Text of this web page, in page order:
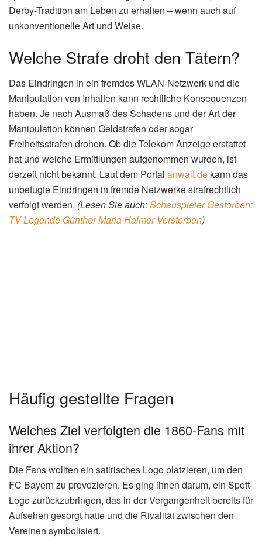
Derby-Tradition am Leben zu erhalten – wenn auch auf
unkonventionelle Art und Weise.
Welche Strafe droht den Tätern?
Das Eindringen in ein fremdes WLAN-Netzwerk und die
Manipulation von Inhalten kann rechtliche Konsequenzen
haben. Je nach Ausmaß des Schadens und der Art der
Manipulation können Geldstrafen oder sogar
Freiheitsstrafen drohen. Ob die Telekom Anzeige erstattet
hat und welche Ermittlungen aufgenommen wurden, ist
derzeit nicht bekannt. Laut dem Portal anwalt.de kann das
unbefugte Eindringen in fremde Netzwerke strafrechtlich
verfolgt werden. (Lesen Sie auch:Schauspieler Gestorben:
TV-Legende Günther Maria Halmer Verstorben)
Häufig gestellte Fragen
Welches Ziel verfolgten die 1860-Fans mit
ihrer Aktion?
Die Fans wollten ein satirisches Logo platzieren, um den
FC Bayern zu provozieren. Es ging ihnen darum, ein Spott-
Logo zurückzubringen, das in der Vergangenheit bereits für
Aufsehen gesorgt hatte und die Rivalität zwischen den
Vereinen symbolisiert.